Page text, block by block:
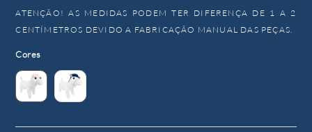
ATENÇÃO! AS MEDIDAS PODEM TER DIFERENÇA DE 1 A 2
CENTÍMETROS DEVIDO A FABRICAÇÃO MANUAL DAS PEÇAS.
Cores